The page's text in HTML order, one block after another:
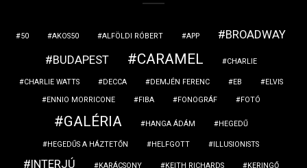
50 AKOS50 ALFÖLDI RÓBERT APP
BROADWAY
BUDAPEST
CARAMEL CHARLIE
CHARLIE WATTS DECCA DEMJÉN FERENC EB
ELVIS
ENNIO MORRICONE
FIBA FONOGRÁF FOTÓ
GALÉRIA HANGA ÁDÁM HEGEDŰ
HEGEDŰS A HÁZTETŐN HELFGOTT ILLUSIONISTS
INTERJÚ KARÁCSONY KEITH RICHARDS KERINGŐ